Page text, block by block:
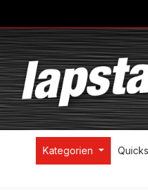
Zur Hauptnavigation
Kategorien